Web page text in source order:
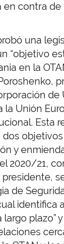
en contra de
una
“objetivo
en la
de
la Unión
Esta
y
2020/21,
de
identifica
largo plazo”